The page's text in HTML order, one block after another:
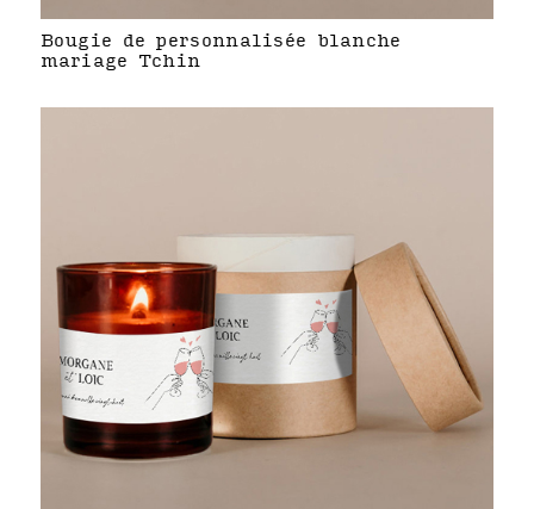
Bougie de personnalisée blanche
mariage Tchin